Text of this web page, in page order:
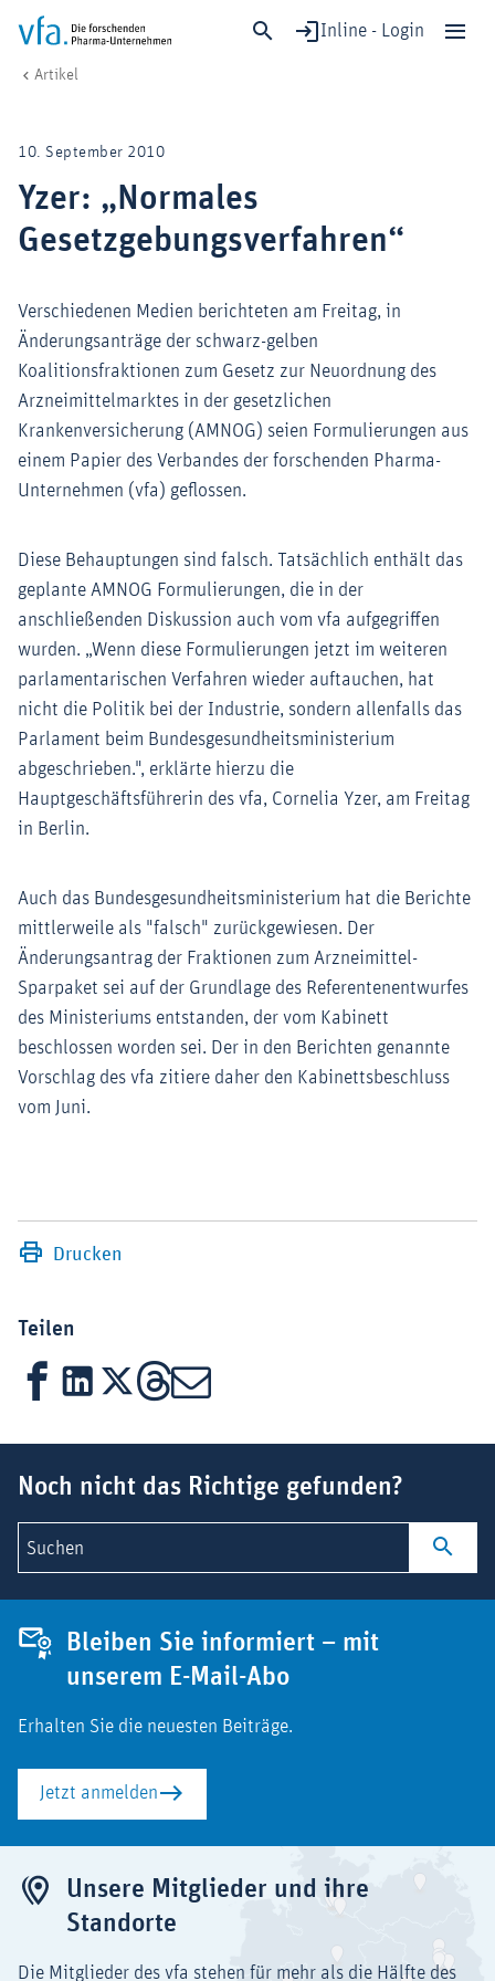
Inline - Login
Forschung & Entwicklung
Gesundheit & Versorgung
Wirtschaft & Standort
Digitalisierung & KI
Mitglied werden!
Medien
Artikel
10. September 2010
Yzer: „Normales
Gesetzgebungsverfahren“
Verschiedenen Medien berichteten am Freitag, in
Änderungsanträge der schwarz-gelben
Koalitionsfraktionen zum Gesetz zur Neuordnung des
Arzneimittelmarktes in der gesetzlichen
Krankenversicherung (AMNOG) seien Formulierungen aus
einem Papier des Verbandes der forschenden Pharma-
Unternehmen (vfa) geflossen.
Diese Behauptungen sind falsch. Tatsächlich enthält das
geplante AMNOG Formulierungen, die in der
anschließenden Diskussion auch vom vfa aufgegriffen
wurden. „Wenn diese Formulierungen jetzt im weiteren
parlamentarischen Verfahren wieder auftauchen, hat
nicht die Politik bei der Industrie, sondern allenfalls das
Parlament beim Bundesgesundheitsministerium
abgeschrieben.", erklärte hierzu die
Hauptgeschäftsführerin des vfa, Cornelia Yzer, am Freitag
in Berlin.
Auch das Bundesgesundheitsministerium hat die Berichte
mittlerweile als "falsch" zurückgewiesen. Der
Änderungsantrag der Fraktionen zum Arzneimittel-
Sparpaket sei auf der Grundlage des Referentenentwurfes
des Ministeriums entstanden, der vom Kabinett
beschlossen worden sei. Der in den Berichten genannte
Vorschlag des vfa zitiere daher den Kabinettsbeschluss
vom Juni.
Drucken
Teilen
FacebookLinkedIn
X Threads
Mail
Noch nicht das Richtige gefunden?
Suchen
Bleiben Sie informiert – mit
unserem E-Mail-Abo
Erhalten Sie die neuesten Beiträge.
Jetzt anmelden
Unsere Mitglieder und ihre
Standorte
Die Mitglieder des vfa stehen für mehr als die Hälfte des